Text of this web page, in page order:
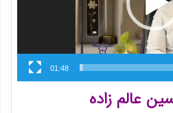
01:48
عالم زاده